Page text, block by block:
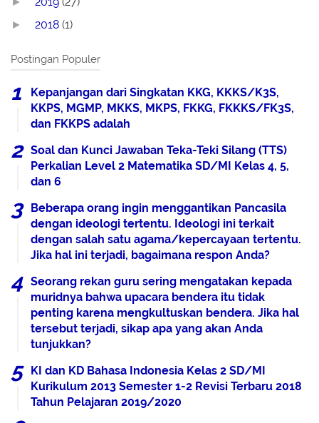
► 2018 (1)
Postingan Populer
Kepanjangan dari Singkatan KKG, KKKS/K3S,
KKPS, MGMP, MKKS, MKPS, FKKG, FKKKS/FK3S,
dan FKKPS adalah
Soal dan Kunci Jawaban Teka-Teki Silang (TTS)
Perkalian Level 2 Matematika SD/MI Kelas 4, 5,
dan 6
Beberapa orang ingin menggantikan Pancasila
dengan ideologi tertentu. Ideologi ini terkait
dengan salah satu agama/kepercayaan tertentu.
Jika hal ini terjadi, bagaimana respon Anda?
Seorang rekan guru sering mengatakan kepada
muridnya bahwa upacara bendera itu tidak
penting karena mengkultuskan bendera. Jika hal
tersebut terjadi, sikap apa yang akan Anda
tunjukkan?
KI dan KD Bahasa Indonesia Kelas 2 SD/MI
Kurikulum 2013 Semester 1-2 Revisi Terbaru 2018
Tahun Pelajaran 2019/2020